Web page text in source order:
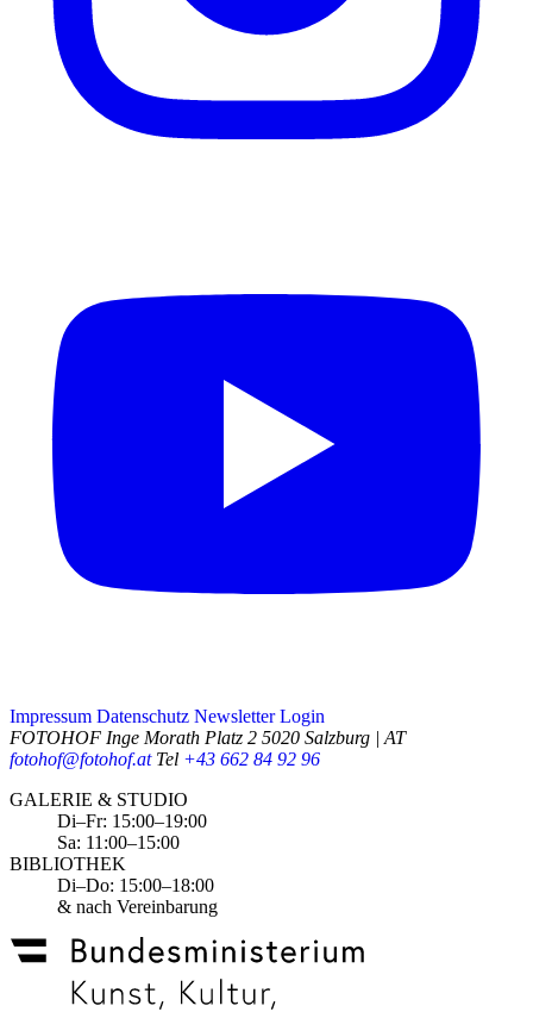
Impressum Datenschutz Newsletter Login
FOTOHOF Inge Morath Platz 2 5020 Salzburg | AT
fotohof@fotohof.at Tel +43 662 84 92 96
Opening Hours
GALERIE & STUDIO
Di–Fr: 15:00–19:00
Sa: 11:00–15:00
BIBLIOTHEK
Di–Do: 15:00–18:00
& nach Vereinbarung